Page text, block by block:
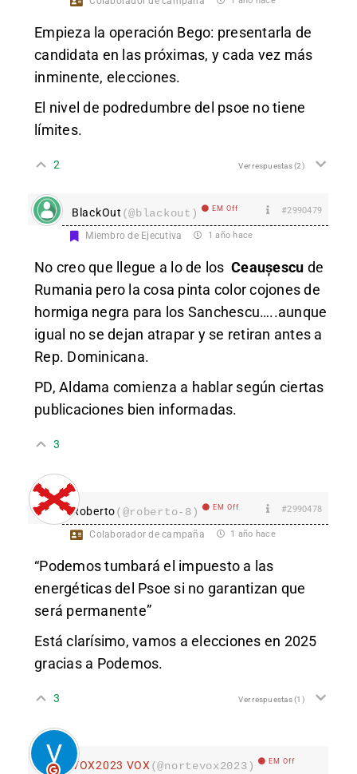
Empieza la operación Bego: presentarla de
candidata en las próximas, y cada vez más
inminente, elecciones.
El nivel de podredumbre del psoe no tiene
límites.
2 Ver respuestas(2)
BlackOut (@blackout) EM Off #2990479
Miembro de Ejecutiva 1 año hace
No creo que llegue a lo de los Ceaușescu de
Rumania pero la cosa pinta color cojones de
hormiga negra para los Sanchescu…..aunque
igual no se dejan atrapar y se retiran antes a
Rep. Dominicana.
PD, Aldama comienza a hablar según ciertas
publicaciones bien informadas.
3
Roberto(@roberto-8) EM Off #2990478
Colaborador de campaña 1 año hace
“Podemos tumbará el impuesto a las
energéticas del Psoe si no garantizan que
será permanente”
Está clarísimo, vamos a elecciones en 2025
gracias a Podemos.
3 Ver respuestas(1)
VOX2023 VOX(@nortevox2023) EM Off